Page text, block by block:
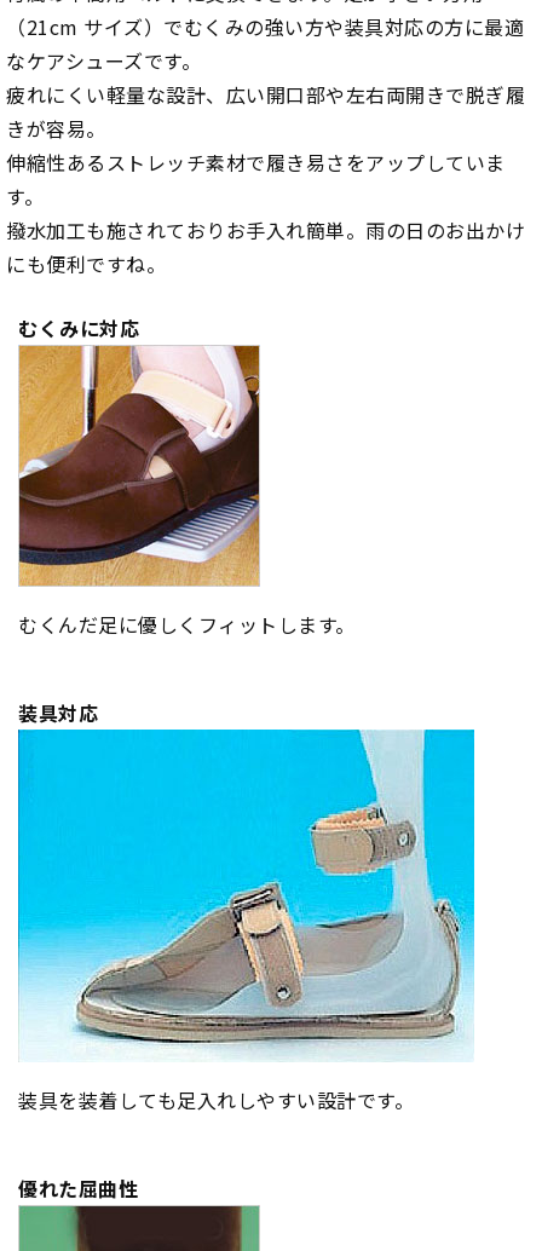
（21cm サイズ）でむくみの強い方や装具対応の方に最適
なケアシューズです。
疲れにくい軽量な設計、広い開口部や左右両開きで脱ぎ履
きが容易。
伸縮性あるストレッチ素材で履き易さをアップしていま
す。
撥水加工も施されておりお手入れ簡単。雨の日のお出かけ
にも便利ですね。
むくみに対応
むくんだ足に優しくフィットします。
装具対応
装具を装着しても足入れしやすい設計です。
優れた屈曲性